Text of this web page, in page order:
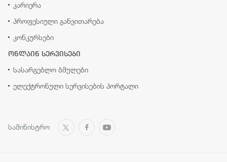
კარიერა
პროფესიული განვითარება
კონკურსები
ონლაინ სერვისები
სასარგებლო ბმულები
ელექტრონული სერვისების პორტალი
სამინისტრო